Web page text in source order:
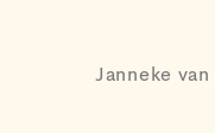
Janneke